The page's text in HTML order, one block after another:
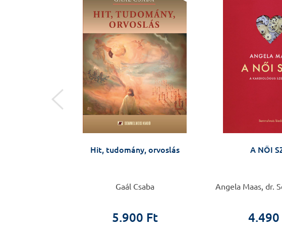
Hit, tudomány, orvoslás
Gaál Csaba
5.900 Ft
A NŐI
Angela Maas, dr.
4.490